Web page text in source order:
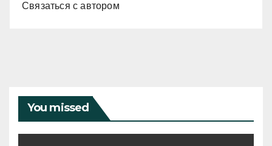
Связаться с автором
You missed